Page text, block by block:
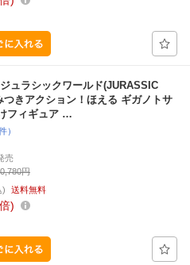
ュラシックワールド(JURASSIC
きアクション！ほえる ギガノトサ
フィギュア …
）
売
円
) 送料無料